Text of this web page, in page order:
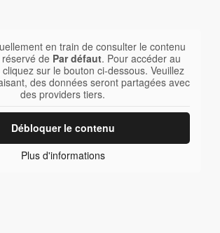
en train de consulter le contenu
de Par défaut. Pour accéder au
sur le bouton ci-dessous. Veuillez
des données seront partagées avec
des providers tiers.
Débloquer le contenu
Plus d'informations